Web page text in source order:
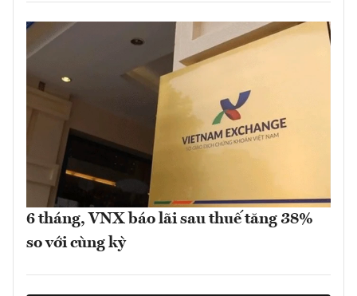
6 tháng, VNX báo lãi sau thuế tăng 38%
so với cùng kỳ